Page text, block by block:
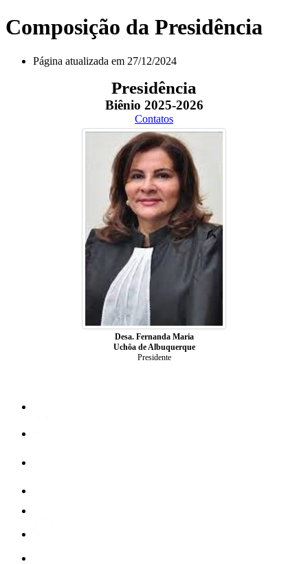
Composição da Presidência
Página atualizada em 27/12/2024
Presidência
Biênio 2025-2026
Contatos
Desa. Fernanda Maria
Uchôa de Albuquerque
Presidente